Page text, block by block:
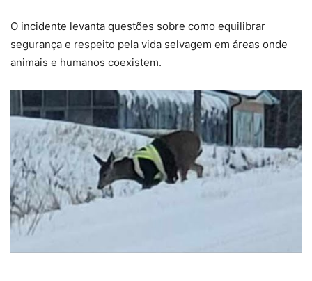
O incidente levanta questões sobre como equilibrar
segurança e respeito pela vida selvagem em áreas onde
animais e humanos coexistem.